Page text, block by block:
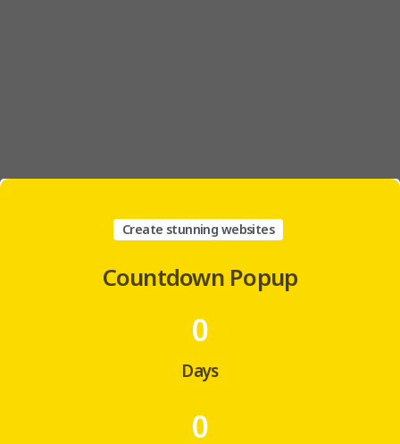
Create stunning websites
Countdown Popup
0
Days
0